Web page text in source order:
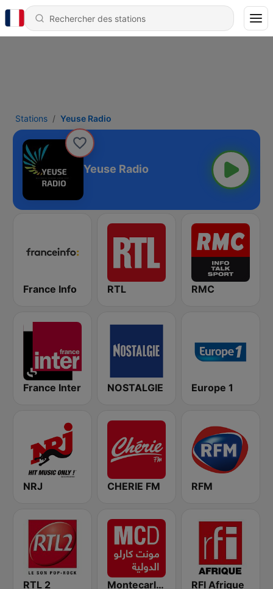
Stations Yeuse Radio
Yeuse Radio
France Info RTL RMC
France Inter NOSTALGIE Europe 1
NRJ CHERIE FM RFM
RTL 2 Montecarlo al doualiya (مونت كارلو الدولية) RFI Afrique